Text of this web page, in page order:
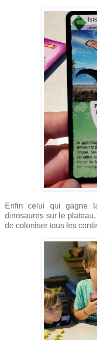
Enfin celui qui gagne
dinosaures sur le
de coloniser tous les